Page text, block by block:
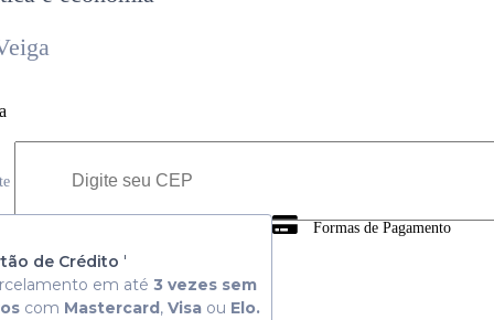
Formas de Pagamento
de Crédito '
em até 3 vezes sem
com Mastercard, Visa ou Elo.